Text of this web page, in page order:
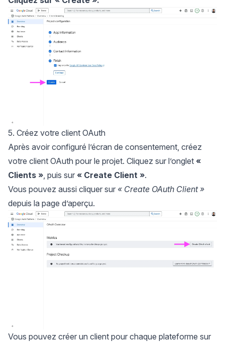
5. Créez votre client OAuth
Après avoir configuré l’écran de consentement, créez
votre client OAuth pour le projet. Cliquez sur l’onglet «
Clients », puis sur « Create Client ».
Vous pouvez aussi cliquer sur « Create OAuth Client »
depuis la page d’aperçu.
Vous pouvez créer un client pour chaque plateforme sur